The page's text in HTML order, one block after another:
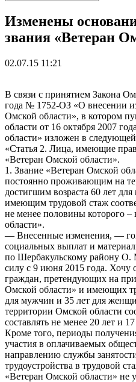
Изменены
звания «Ветеран
02.07.15 11:21
В связи с принятием Закона
года № 1752-ОЗ «О внесении
Омской области», в котором
области от 16 октября 2007
области» изложен в
«Статья 2. Лица, имеющие
«Ветеран Омской области».
1. Звание «Ветеран Омской
постоянно проживающим на
достигшим возраста 60 лет
имеющим трудовой стаж
не менее половины которого
области».
— Внесенные изменения, —
социальных выплат и
по Шербакульскому району О.
силу с 9 июня 2015 года. Хочу
граждан, претендующих на
Омской области» и имеющих
для мужчин и 35 лет для
территории Омской области
составлять не менее 20 лет и
Кроме того, периоды
участия в оплачиваемых
направлению службы
трудоустройства в трудовой
«Ветеран Омской области» не